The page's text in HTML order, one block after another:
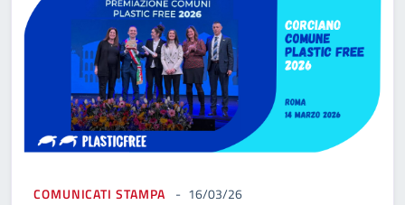
COMUNICATI STAMPA 16/03/26